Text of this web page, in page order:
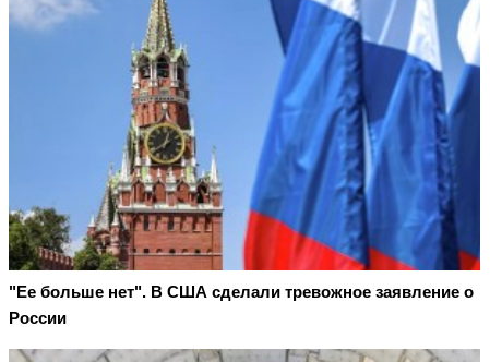
"Ее больше нет". В США сделали тревожное заявление о
России